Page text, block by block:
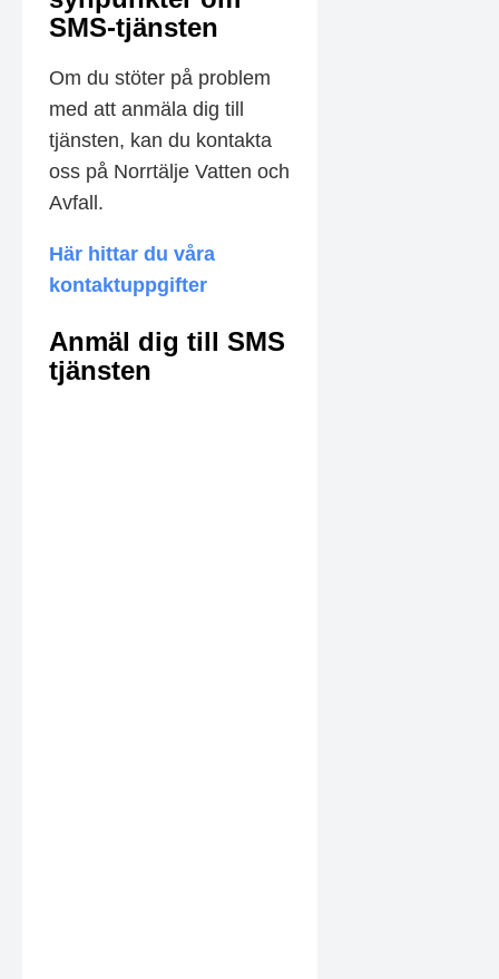
SMS-tjänsten
Om du stöter på problem
med att anmäla dig till
tjänsten, kan du kontakta
oss på Norrtälje Vatten och
Avfall.
Här hittar du våra
kontaktuppgifter
Anmäl dig till SMS
tjänsten